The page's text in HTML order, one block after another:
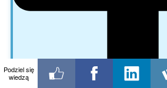
Podziel się
wiedzą